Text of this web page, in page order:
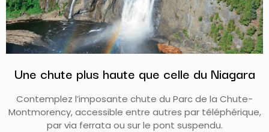
Une chute plus haute que celle du Niagara​
Contemplez l’imposante chute du Parc de la Chute-
Montmorency, accessible entre autres par téléphérique,
par via ferrata ou sur le pont suspendu.